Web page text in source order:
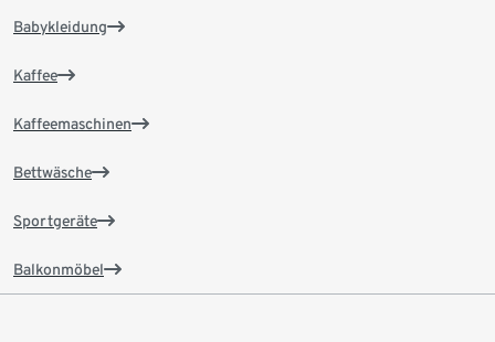
Babykleidung
Kaffee
Kaffeemaschinen
Bettwäsche
Sportgeräte
Balkonmöbel